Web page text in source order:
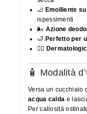
🦶 Emolliente
ispessimenti
🌬️ Azione
🛁 Perfetto per
👩‍⚕️
🧴 Modalità
Versa un cucchiaio
acqua calda e
Per callosità